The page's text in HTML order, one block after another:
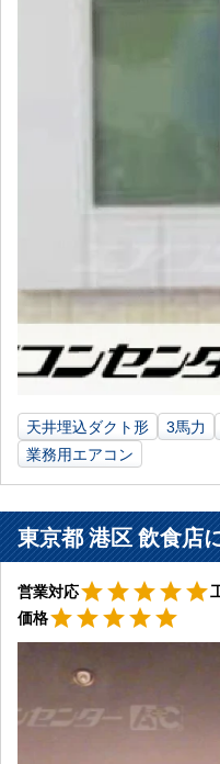
天井埋込ダクト形 3馬力
業務用エアコン
東京都 港区 飲食店
営業対応 星5
starstarstarstarstar
価格 星5
starstarstarstarstar